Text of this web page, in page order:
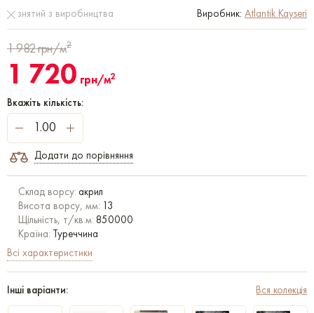
знятий з виробництва Виробник: Atlantik Kayseri
1 982грн/м2
1 720 грн/м2
Вкажіть кількість:
Додати до порівняння
Склад ворсу: акрил
Висота ворсу, мм: 13
Щільність, т/кв.м: 850000
Країна: Туреччина
Всі характеристики
Інші варіанти: Вся колекція